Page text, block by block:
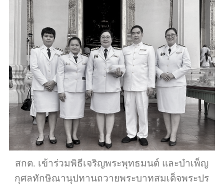
สกต. เข้าร่วมพิธีเจริญพระพุทธมนต์ และบำเพ็ญ
กุศลทักษิณานุปทานถวายพระบาทสมเด็จพระปร